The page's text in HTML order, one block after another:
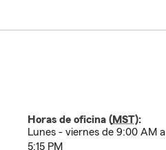
Horas de oficina (MST):
Lunes - viernes de 9:00 AM a
5:15 PM